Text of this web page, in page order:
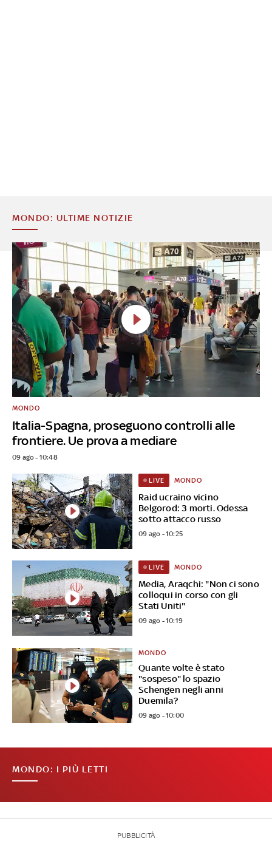
MONDO: ULTIME NOTIZIE
Italia-Spagna, proseguono controlli alle
frontiere. Ue prova a mediare
MONDO
09 ago - 10:48
Raid ucraino vicino
Belgorod: 3 morti. Odessa
sotto attacco russo
LIVE MONDO
09 ago - 10:25
Media, Araqchi: "Non ci sono
colloqui in corso con gli
Stati Uniti"
LIVE MONDO
09 ago - 10:19
Quante volte è stato
"sospeso" lo spazio
Schengen negli anni
Duemila?
MONDO
09 ago - 10:00
MONDO: I PIÙ LETTI
PUBBLICITÀ